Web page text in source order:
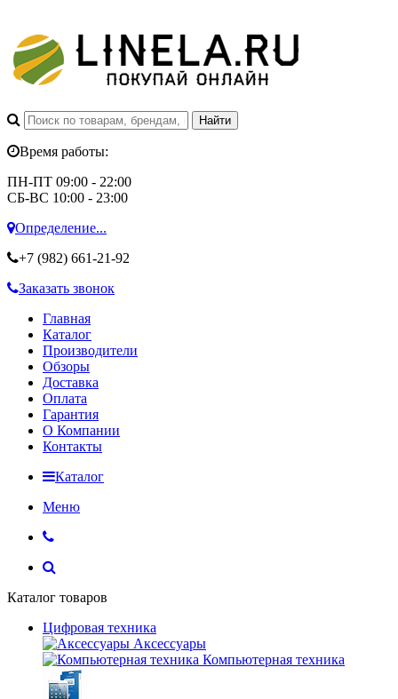
Время работы:
ПН-ПТ 09:00 - 22:00
СБ-ВС 10:00 - 23:00
Определение...
+7 (982) 661-21-92
Заказать звонок
Главная
Каталог
Производители
Обзоры
Доставка
Оплата
Гарантия
О Компании
Контакты
Каталог
Меню
Каталог товаров
Цифровая техника
Аксессуары
Компьютерная техника